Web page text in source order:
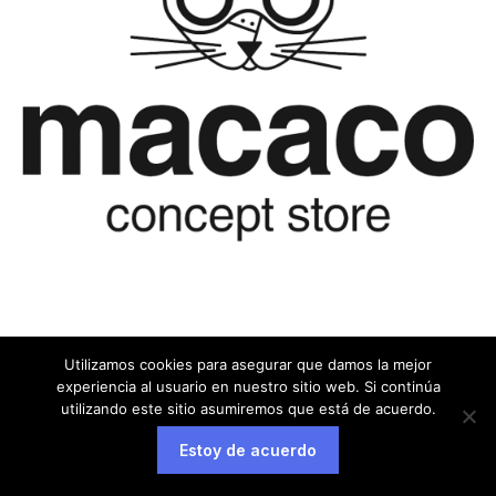
Política de privacidad Política de cookies
Utilizamos cookies para asegurar que damos la mejor
experiencia al usuario en nuestro sitio web. Si continúa
utilizando este sitio asumiremos que está de acuerdo.
Estoy de acuerdo